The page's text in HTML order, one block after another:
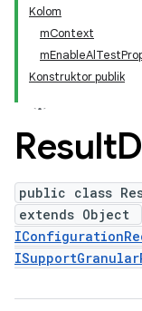
Kolom
mContext
Konstruktor publik
Result
public class
extends Object